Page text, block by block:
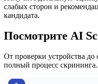
слабых сторон и
кандидата.
Посмотрите AI
От проверки устройства
полный процесс скрининга.